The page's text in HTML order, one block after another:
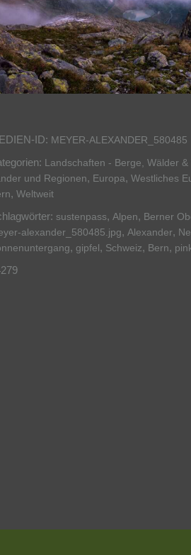
ID: MEYER-ALEXANDER_580485
Landschaften - Berge, Wälder &
und Regionen, Europa, Westliches
, Weltweit
sustenpass, Alpen, Berner
alexander_580485.jpg, Alexander,
, gipfel, Schweiz, Bern,